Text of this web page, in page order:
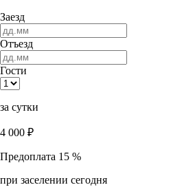
Заезд
Отъезд
Гости
за сутки
4 000 ₽
Предоплата 15 %
при заселении сегодня